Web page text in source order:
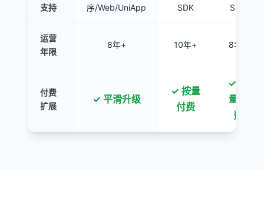
支持
序/Web/UniApp
SDK
SDK
运营
年限
8年+ 10年+ 8年+
付费
扩展
✓ 平滑升级
✓ 按量
付费
✓ 按
量付
费